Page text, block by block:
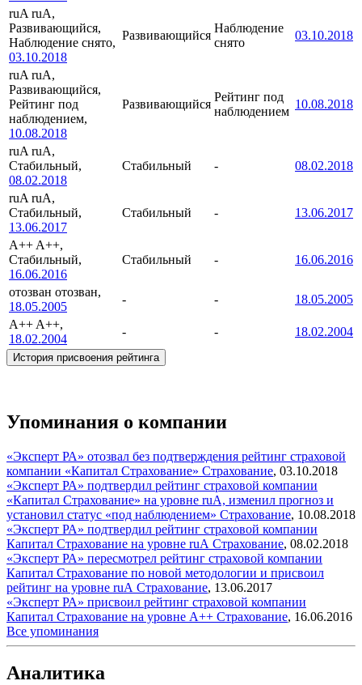
ruA ruA,
Развивающийся,
Наблюдение снято,
03.10.2018
Развивающийся
Наблюдение
снято
03.10.2018
ruA ruA,
Развивающийся,
Рейтинг под
наблюдением,
10.08.2018
Развивающийся
Рейтинг под
наблюдением
10.08.2018
ruA ruA,
Стабильный,
08.02.2018
Стабильный - 08.02.2018
ruA ruA,
Стабильный,
13.06.2017
Стабильный - 13.06.2017
A++ A++,
Стабильный,
16.06.2016
Стабильный - 16.06.2016
отозван отозван,
18.05.2005
- -
18.05.2005
A++ A++,
18.02.2004
- - 18.02.2004
История присвоения рейтинга
Упоминания о компании
«Эксперт РА» отозвал без подтверждения рейтинг страховой
компании «Капитал Страхование» Страхование, 03.10.2018
«Эксперт РА» подтвердил рейтинг страховой компании
«Капитал Страхование» на уровне ruА, изменил прогноз и
установил статус «под наблюдением» Страхование, 10.08.2018
«Эксперт РА» подтвердил рейтинг страховой компании
Капитал Страхование на уровне ruА Страхование, 08.02.2018
«Эксперт РА» пересмотрел рейтинг страховой компании
Капитал Страхование по новой методологии и присвоил
рейтинг на уровне ruА Страхование, 13.06.2017
«Эксперт РА» присвоил рейтинг страховой компании
Капитал Страхование на уровне А++ Страхование, 16.06.2016
Все упоминания
Аналитика